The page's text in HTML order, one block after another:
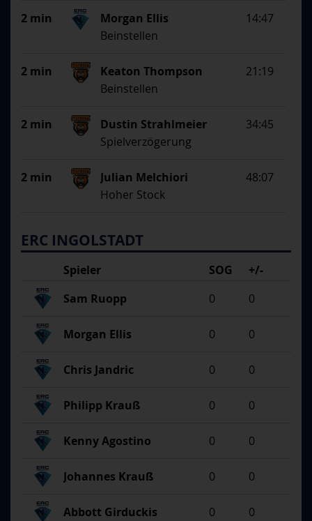
2 min 14:47
Morgan Ellis
Beinstellen
2 min 21:19
Keaton Thompson
Beinstellen
2 min 34:45
Dustin Strahlmeier
Spielverzögerung
2 min 48:07
Julian Melchiori
Hoher Stock
ERC INGOLSTADT
Spieler SOG
+/-
Sam Ruopp
0 0
Morgan Ellis 0 0
Chris Jandric 0 0
Philipp Krauß 0 0
Kenny Agostino 0 0
Johannes Krauß 0 0
Abbott Girduckis 0 0